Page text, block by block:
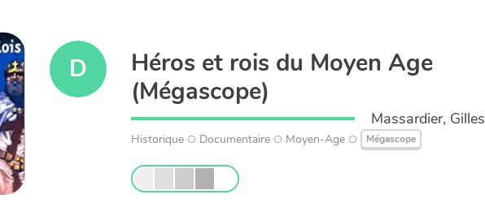
D
Héros et rois du Moyen Age
(Mégascope)
Massardier, Gilles
Historique Documentaire Moyen-Age Mégascope